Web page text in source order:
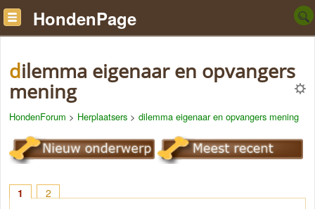
HondenPage
dilemma eigenaar en opvangers
mening
HondenForum > Herplaatsers > dilemma eigenaar en opvangers mening
1 2